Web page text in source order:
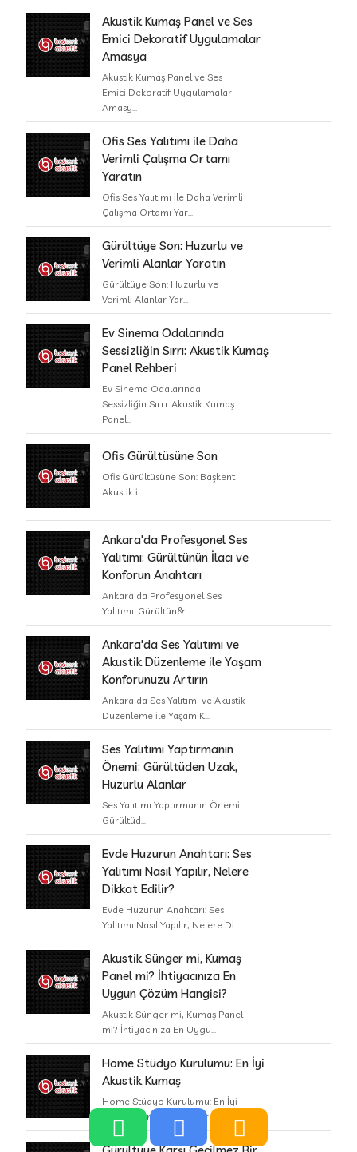
Akustik Kumaş Panel ve Ses
Emici Dekoratif Uygulamalar
Amasya
Akustik Kumaş Panel ve Ses
Emici Dekoratif Uygulamalar
Amasy...
Ofis Ses Yalıtımı ile Daha
Verimli Çalışma Ortamı
Yaratın
Ofis Ses Yalıtımı ile Daha Verimli
Çalışma Ortamı Yar...
Gürültüye Son: Huzurlu ve
Verimli Alanlar Yaratın
Gürültüye Son: Huzurlu ve
Verimli Alanlar Yar...
Ev Sinema Odalarında
Sessizliğin Sırrı: Akustik Kumaş
Panel Rehberi
Ev Sinema Odalarında
Sessizliğin Sırrı: Akustik Kumaş
Panel...
Ofis Gürültüsüne Son
Ofis Gürültüsüne Son: Başkent
Akustik il...
Ankara'da Profesyonel Ses
Yalıtımı: Gürültünün İlacı ve
Konforun Anahtarı
Ankara'da Profesyonel Ses
Yalıtımı: Gürültün&...
Ankara'da Ses Yalıtımı ve
Akustik Düzenleme ile Yaşam
Konforunuzu Artırın
Ankara'da Ses Yalıtımı ve Akustik
Düzenleme ile Yaşam K...
Ses Yalıtımı Yaptırmanın
Önemi: Gürültüden Uzak,
Huzurlu Alanlar
Ses Yalıtımı Yaptırmanın Önemi:
Gürültüd...
Evde Huzurun Anahtarı: Ses
Yalıtımı Nasıl Yapılır, Nelere
Dikkat Edilir?
Evde Huzurun Anahtarı: Ses
Yalıtımı Nasıl Yapılır, Nelere Di...
Akustik Sünger mi, Kumaş
Panel mi? İhtiyacınıza En
Uygun Çözüm Hangisi?
Akustik Sünger mi, Kumaş Panel
mi? İhtiyacınıza En Uygu...
Home Stüdyo Kurulumu: En İyi
Akustik Kumaş
Home Stüdyo Kurulumu: En İyi
Akustik Kumaş Panel Yerleş...